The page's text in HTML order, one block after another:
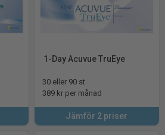
1-Day Acuvue TruEye
30 eller 90 st
389 kr per månad
Jämför 2 priser